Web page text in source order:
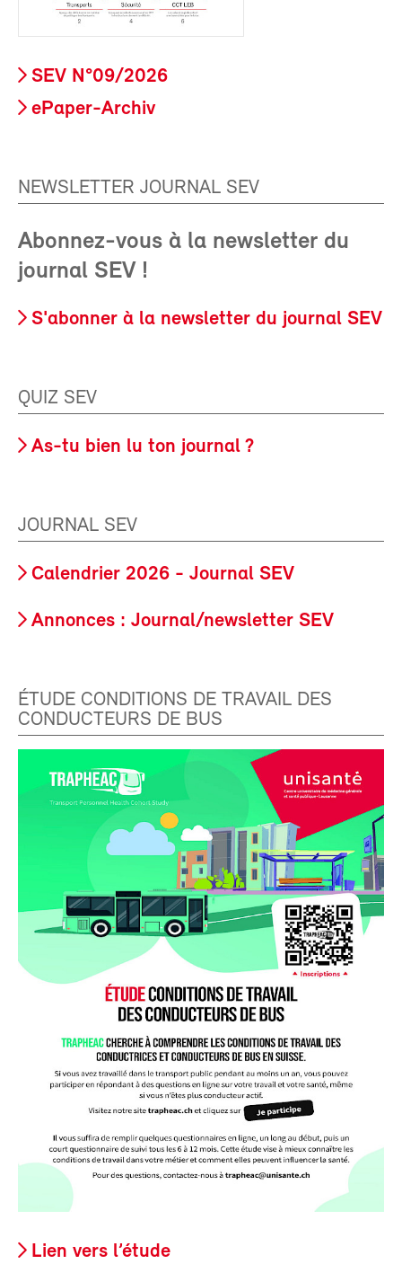
SEV N°09/2026
ePaper-Archiv
NEWSLETTER JOURNAL SEV
Abonnez-vous à la newsletter du
journal SEV !
S'abonner à la newsletter du journal SEV
QUIZ SEV
As-tu bien lu ton journal ?
JOURNAL SEV
Calendrier 2026 - Journal SEV
Annonces : Journal/newsletter SEV
ÉTUDE CONDITIONS DE TRAVAIL DES
CONDUCTEURS DE BUS
Lien vers l’étude